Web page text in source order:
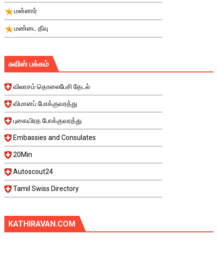
மன்னார்
மண்டை தீவு
சுவிஸ் பக்கம்
விலாசம் தொலைபேசி தேடல்
விமானப் போக்குவரத்து
புகையிரத போக்குவரத்து
Embassies and Consulates
20Min
Autoscout24
Tamil Swiss Directory
KATHIRAVAN.COM